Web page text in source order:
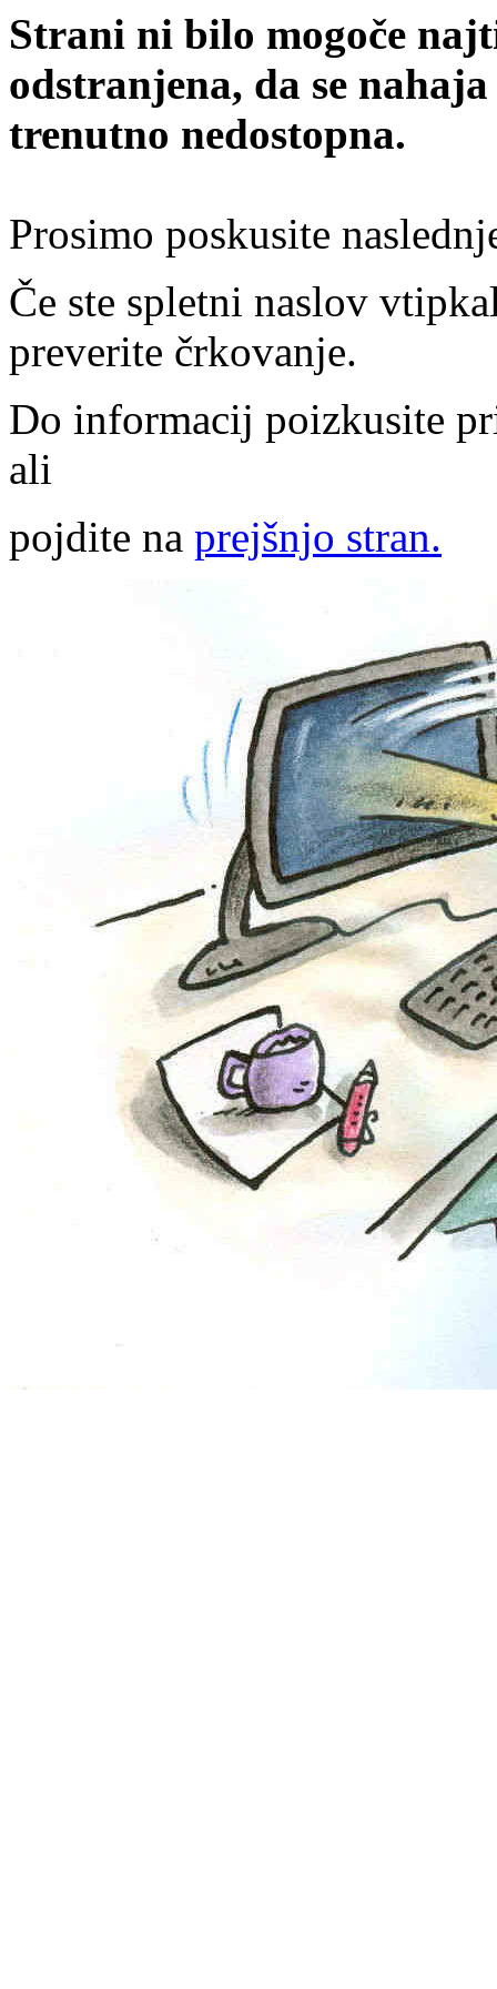
Strani ni bilo mogoče
odstranjena, da se
trenutno nedostopna.
Prosimo poskusite
Če ste spletni naslov
preverite črkovanje.
Do informacij poizkusite
ali
pojdite na prejšnjo stran.